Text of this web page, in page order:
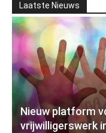
Laatste Nieuws
Nieuw platform
vrijwilligerswerk